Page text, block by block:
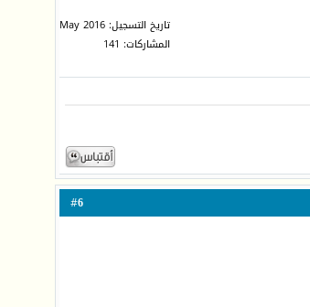
تاريخ التسجيل: May 2016
المشاركات: 141
6